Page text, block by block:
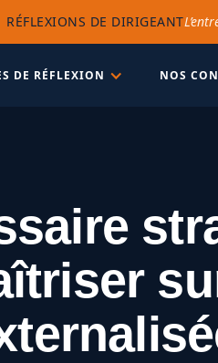
RÉFLEXIONS DE DIRIGEANT
DE RÉFLEXION NOS